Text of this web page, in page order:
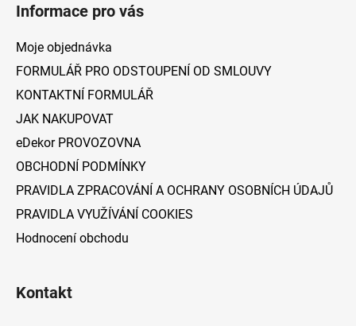
Informace pro vás
Moje objednávka
FORMULÁŘ PRO ODSTOUPENÍ OD SMLOUVY
KONTAKTNÍ FORMULÁŘ
JAK NAKUPOVAT
eDekor PROVOZOVNA
OBCHODNÍ PODMÍNKY
PRAVIDLA ZPRACOVÁNÍ A OCHRANY OSOBNÍCH ÚDAJŮ
PRAVIDLA VYUŽÍVÁNÍ COOKIES
Hodnocení obchodu
Kontakt